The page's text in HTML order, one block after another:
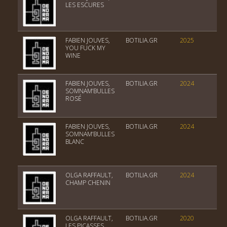
LES ESCURES
FABIEN JOUVES,
YOU FUCK MY
WINE
BOTILIA.GR 2025
FABIEN JOUVES,
SOMNAM’BULLES
ROSÉ
BOTILIA.GR 2024
FABIEN JOUVES,
SOMNAM’BULLES
BLANC
BOTILIA.GR 2024
OLGA RAFFAULT,
CHAMP CHENIN
BOTILIA.GR 2024
OLGA RAFFAULT,
BOTILIA.GR 2020